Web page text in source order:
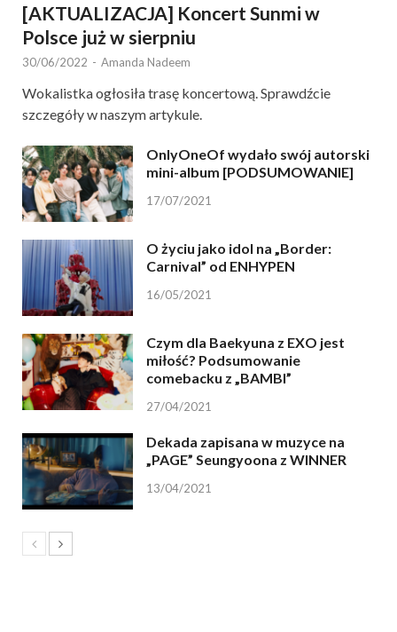
[AKTUALIZACJA] Koncert Sunmi w
Polsce już w sierpniu
30/06/2022 - Amanda Nadeem
Wokalistka ogłosiła trasę koncertową. Sprawdźcie
szczegóły w naszym artykule.
OnlyOneOf wydało swój autorski
mini-album [PODSUMOWANIE]
17/07/2021
O życiu jako idol na „Border:
Carnival” od ENHYPEN
16/05/2021
Czym dla Baekyuna z EXO jest
miłość? Podsumowanie
comebacku z „BAMBI”
27/04/2021
Dekada zapisana w muzyce na
„PAGE” Seungyoona z WINNER
13/04/2021